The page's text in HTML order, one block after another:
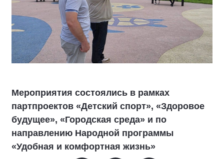
Мероприятия состоялись в рамках
партпроектов «Детский спорт», «Здоровое
будущее», «Городская среда» и по
направлению Народной программы
«Удобная и комфортная жизнь»